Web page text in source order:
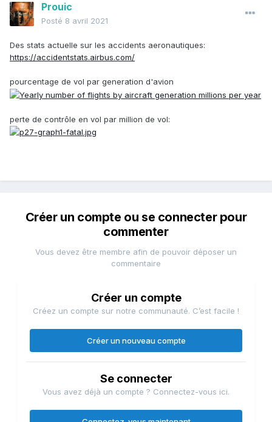
Prouic
Posté 8 avril 2021
Des stats actuelle sur les accidents aeronautiques:
https://accidentstats.airbus.com/
pourcentage de vol par generation d'avion
perte de contrôle en vol par million de vol:
Créer un compte ou se connecter pour
commenter
Vous devez être membre afin de pouvoir déposer un
commentaire
Créer un compte
Créez un compte sur notre communauté. C’est facile !
Créer un nouveau compte
Se connecter
Vous avez déjà un compte ? Connectez-vous ici.